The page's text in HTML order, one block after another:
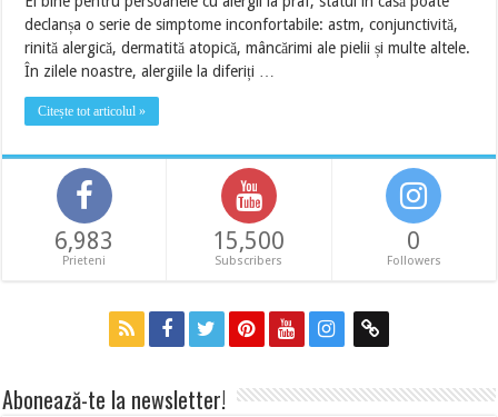
declanșa o serie de simptome inconfortabile: astm, conjunctivită,
rinită alergică, dermatită atopică, mâncărimi ale pielii și multe altele.
În zilele noastre, alergiile la diferiți …
Citește tot articolul »
6,983
Prieteni
15,500
Subscribers
0
Followers
Abonează-te la newsletter!